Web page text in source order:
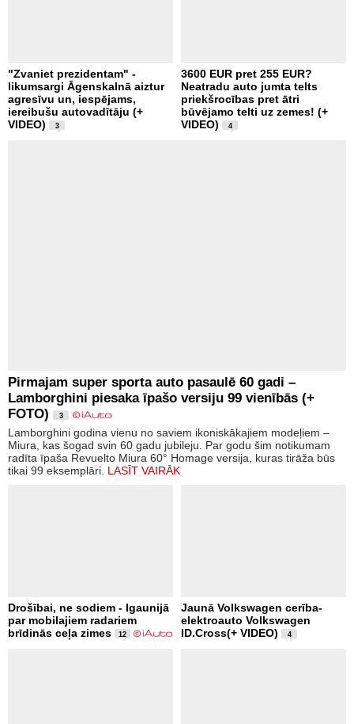
"Zvaniet prezidentam" -
likumsargi Āgenskalnā aiztur
agresīvu un, iespējams,
iereibušu autovadītāju (+
VIDEO)
3
3600 EUR pret 255 EUR?
Neatradu auto jumta telts
priekšrocības pret ātri
būvējamo telti uz zemes! (+
VIDEO)
4
Pirmajam super sporta auto pasaulē 60 gadi –
Lamborghini piesaka īpašo versiju 99 vienībās (+
FOTO)
3
Lamborghini godina vienu no saviem ikoniskākajiem modeļiem –
Miura, kas šogad svin 60 gadu jubileju. Par godu šim notikumam
radīta īpaša Revuelto Miura 60° Homage versija, kuras tirāža būs
tikai 99 eksemplāri. LASĪT VAIRĀK
Drošībai, ne sodiem - Igaunijā
par mobilajiem radariem
brīdinās ceļa zimes
12
Jaunā Volkswagen cerība-
elektroauto Volkswagen
ID.Cross(+ VIDEO)
4